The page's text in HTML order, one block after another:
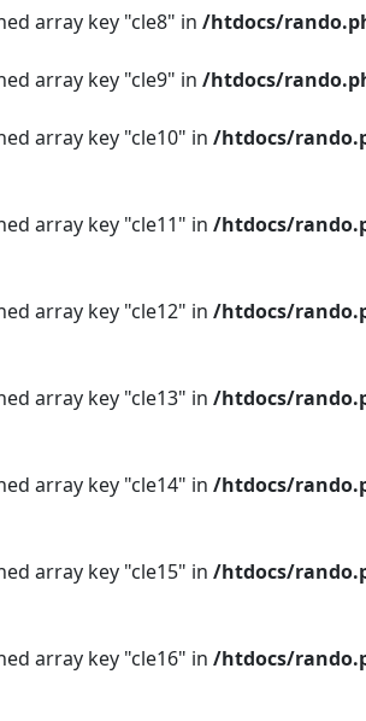
array key "cle8" in /htdocs/
array key "cle9" in /htdocs/
array key "cle10" in /htdocs/
array key "cle11" in /htdocs/
array key "cle12" in /htdocs/
array key "cle13" in /htdocs/
array key "cle14" in /htdocs/
array key "cle15" in /htdocs/
array key "cle16" in /htdocs/